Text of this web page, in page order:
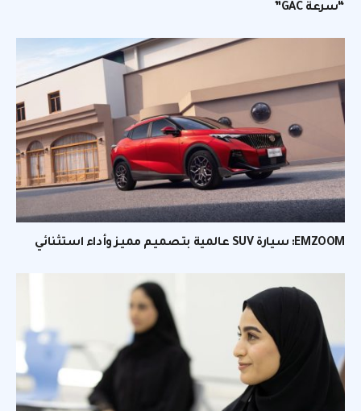
“سرعة GAC”
EMZOOM: سيارة SUV عالمية بتصميم مميز وأداء استثنائي